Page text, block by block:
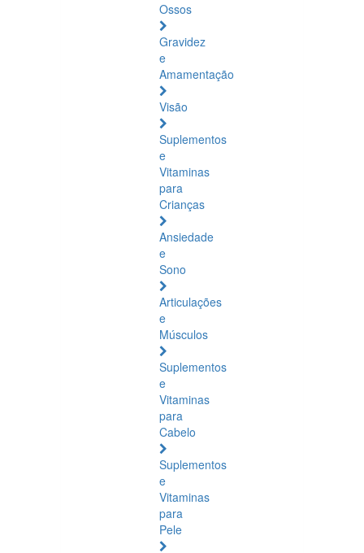
Ossos
Gravidez
e
Amamentação
Visão
Suplementos
e
Vitaminas
para
Crianças
Ansiedade
e
Sono
Articulações
e
Músculos
Suplementos
e
Vitaminas
para
Cabelo
Suplementos
e
Vitaminas
para
Pele